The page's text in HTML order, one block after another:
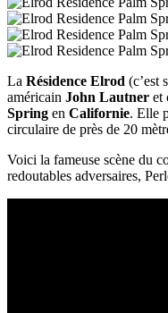
La Résidence Elrod (c’est
américain John Lautner et
Spring en Californie. Elle
circulaire de près de 20
Voici la fameuse scène du
redoutables adversaires,